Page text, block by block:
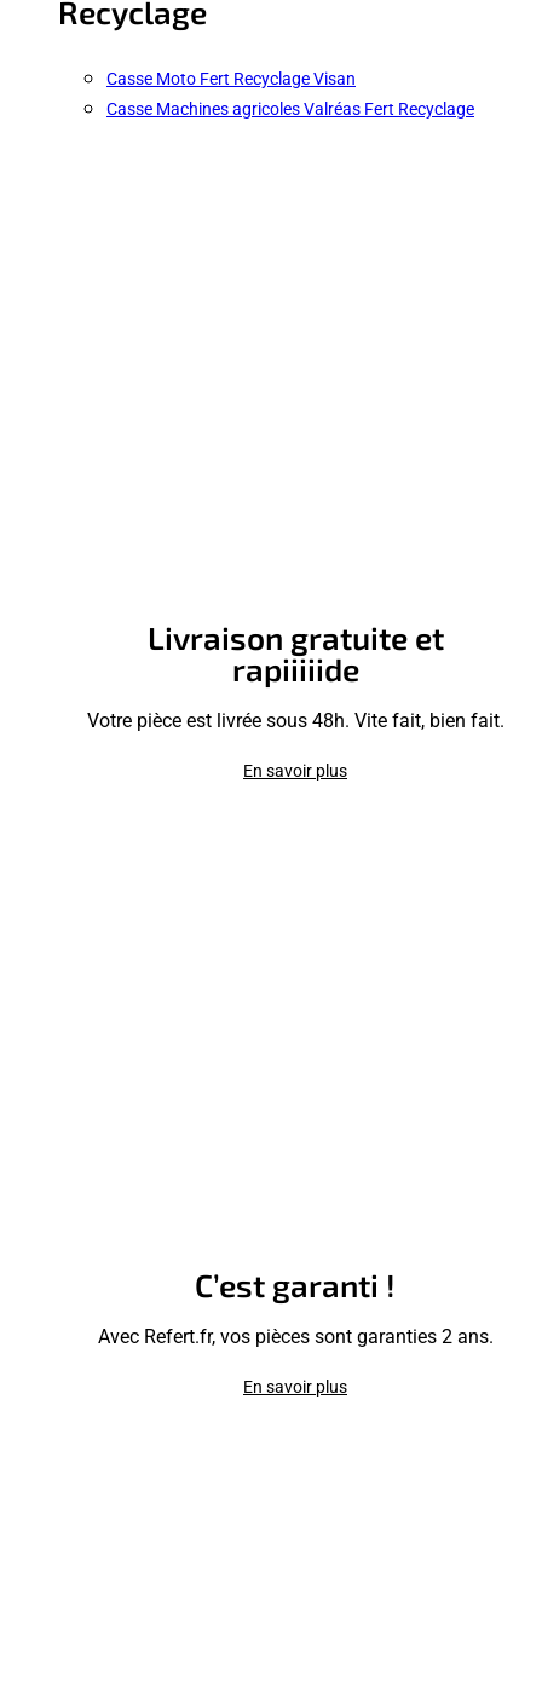
Recyclage
Casse Moto Fert Recyclage Visan
Casse Machines agricoles Valréas Fert Recyclage
Livraison gratuite et
rapiiiiide
Votre pièce est livrée sous 48h. Vite fait, bien fait.
En savoir plus
C’est garanti !
Avec Refert.fr, vos pièces sont garanties 2 ans.
En savoir plus